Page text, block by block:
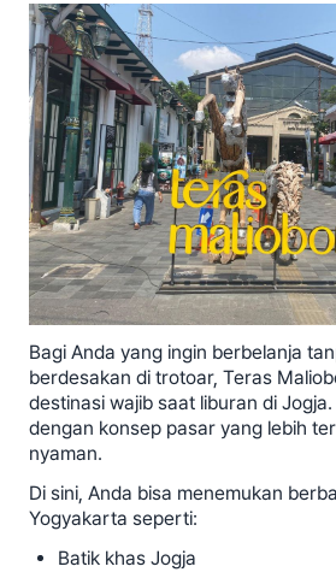
Bagi Anda yang ingin berbelanja
berdesakan di trotoar, Teras
destinasi wajib saat liburan di
dengan konsep pasar yang lebih
nyaman.
Di sini, Anda bisa menemukan
Yogyakarta seperti:
Batik khas Jogja